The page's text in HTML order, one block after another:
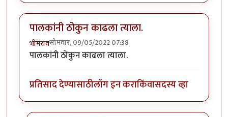
पालकांनी ठोकुन काढला त्याला.
भीमरावसोमवार, 09/05/2022 07:38
पालकांनी ठोकुन काढला त्याला.
प्रतिसाद देण्यासाठीलॉग इन कराकिंवासदस्य व्हा